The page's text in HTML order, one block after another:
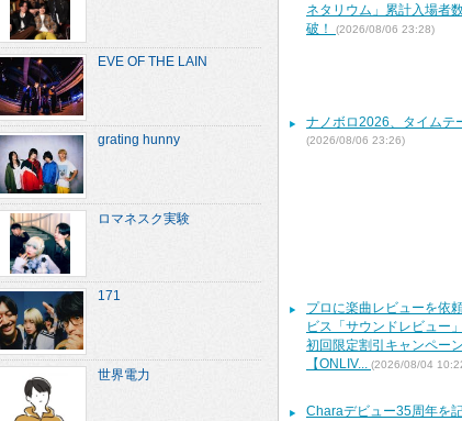
ネタリウム」累計入場者
破！
(2026/08/06 23:28)
ナノボロ2026、タイムテ
(2026/08/06 23:26)
プロに楽曲レビューを依
ビス「サウンドレビュー
初回限定割引キャンペー
【ONLIV... (2026/08/04
Charaデビュー35周年を
EVE OF THE LAIN
grating hunny
ロマネスク実験
171
世界電力